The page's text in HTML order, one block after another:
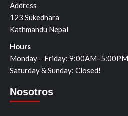
Address
123 Sukedhara
Kathmandu Nepal
Hours
Monday – Friday: 9:00AM–5:00PM
Saturday & Sunday: Closed!
Nosotros